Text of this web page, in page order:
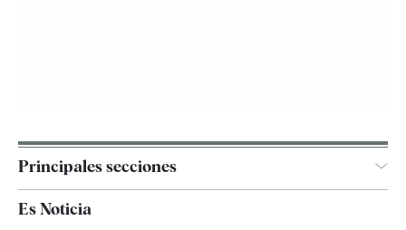
Principales secciones
Es Noticia